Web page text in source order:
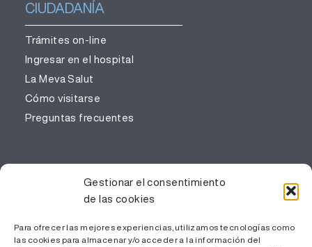
Gestionar el consentimiento
de las cookies
Para ofrecer las mejores experiencias, utilizamos tecnologías como
las cookies para almacenar y/o acceder a la información del
CIUDADANÍA
Trámites on-line
Ingresar en el hospital
La Meva Salut
Cómo visitarse
Preguntas frecuentes
Gestión del conocimiento
Área Privada